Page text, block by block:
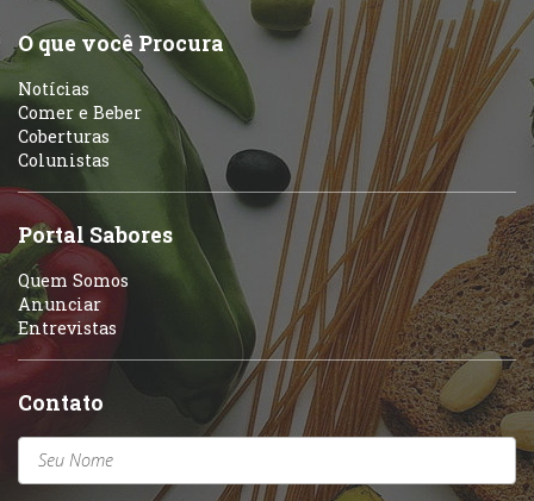
O que você Procura
Notícias
Comer e Beber
Coberturas
Colunistas
Portal Sabores
Quem Somos
Anunciar
Entrevistas
Contato